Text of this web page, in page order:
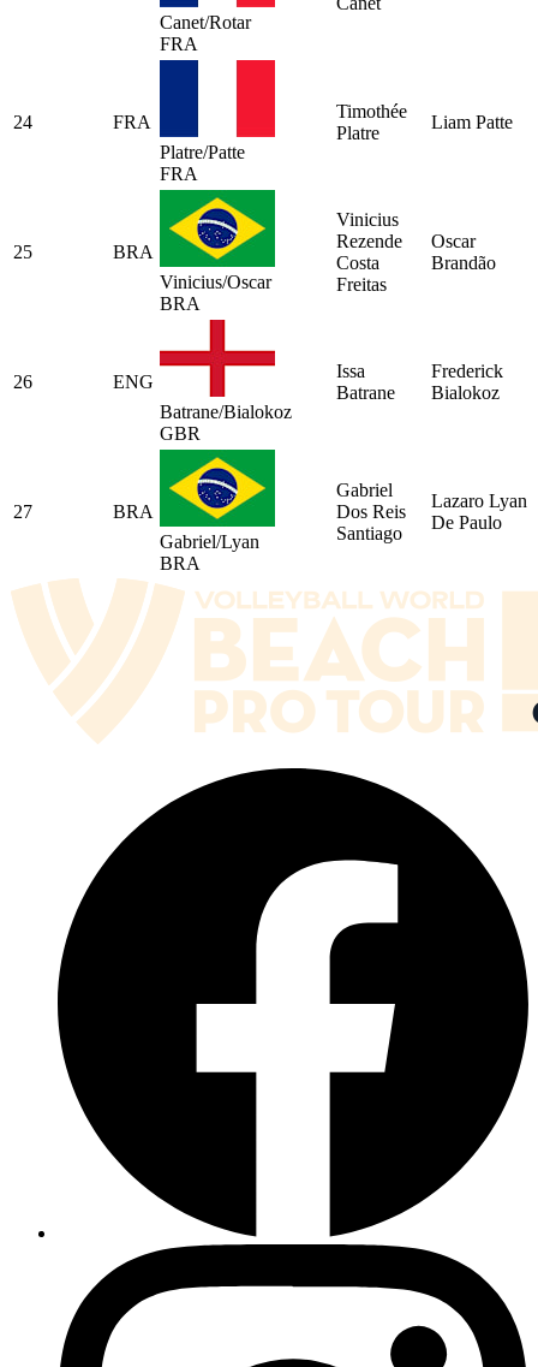
Canet/Rotar
FRA
24
FRA
Platre/Patte
FRA
Timothée
Platre
Liam Patte
25
BRA
Vinicius/Oscar
BRA
Vinicius
Rezende
Costa
Freitas
Oscar
Brandão
26
ENG
Batrane/Bialokoz
GBR
Issa
Batrane
Frederick
Bialokoz
27
BRA
Gabriel/Lyan
BRA
Gabriel
Dos Reis
Santiago
Lazaro Lyan
De Paulo